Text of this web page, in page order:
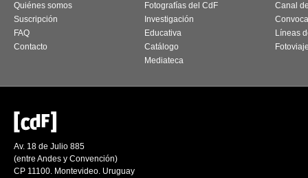
Quiénes somos
Suscripción
FAQ
Contacto
Fotografías del CdF
Investigación
Educativa
Catálogo
Mediateca
Canal
Líneas
Av. 18 de Julio 885
(entre Andes y Convención)
CP 11100. Montevideo. Uruguay